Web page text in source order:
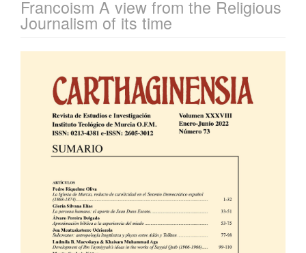
Francoism A view from the Religious
Journalism of its time